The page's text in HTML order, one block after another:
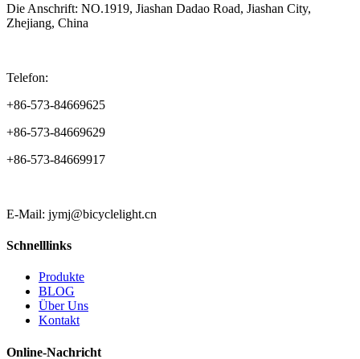
Die Anschrift: NO.1919, Jiashan Dadao Road, Jiashan City,
Zhejiang, China
Telefon:
+86-573-84669625
+86-573-84669629
+86-573-84669917
E-Mail: jymj@bicyclelight.cn
Schnelllinks
Produkte
BLOG
Über Uns
Kontakt
Online-Nachricht